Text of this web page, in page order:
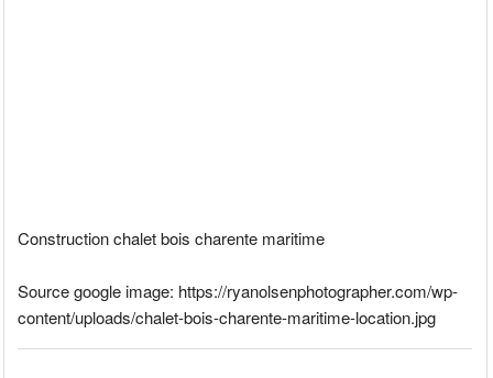
Construction chalet bois charente maritime
Source google image: https://ryanolsenphotographer.com/wp-
content/uploads/chalet-bois-charente-maritime-location.jpg